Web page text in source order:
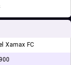
Xamax FC